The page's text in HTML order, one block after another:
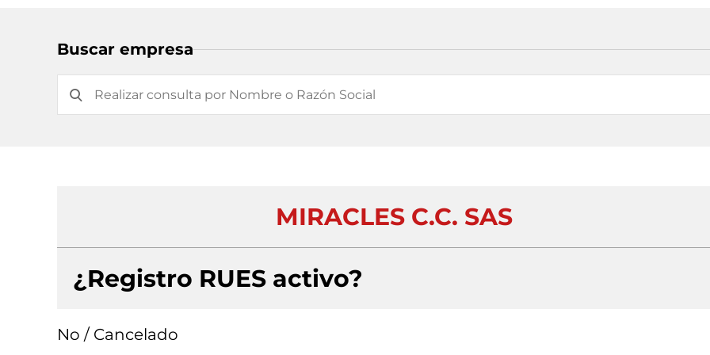
Buscar empresa
MIRACLES C.C. SAS
¿Registro RUES activo?
No / Cancelado